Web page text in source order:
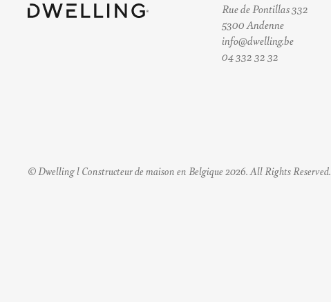
Rue de Pontillas 332
5300 Andenne
info@dwelling.be
04 332 32 32
© Dwelling l Constructeur de maison en Belgique 2026. All Rights Reserved.